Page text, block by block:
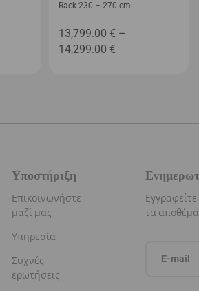
Rack 230 – 270 cm
13,799.00 € –
14,299.00 €
Υποστήριξη
Επικοινωνήστε
μαζί μας
Υπηρεσία
Συχνές
ερωτήσεις
τα